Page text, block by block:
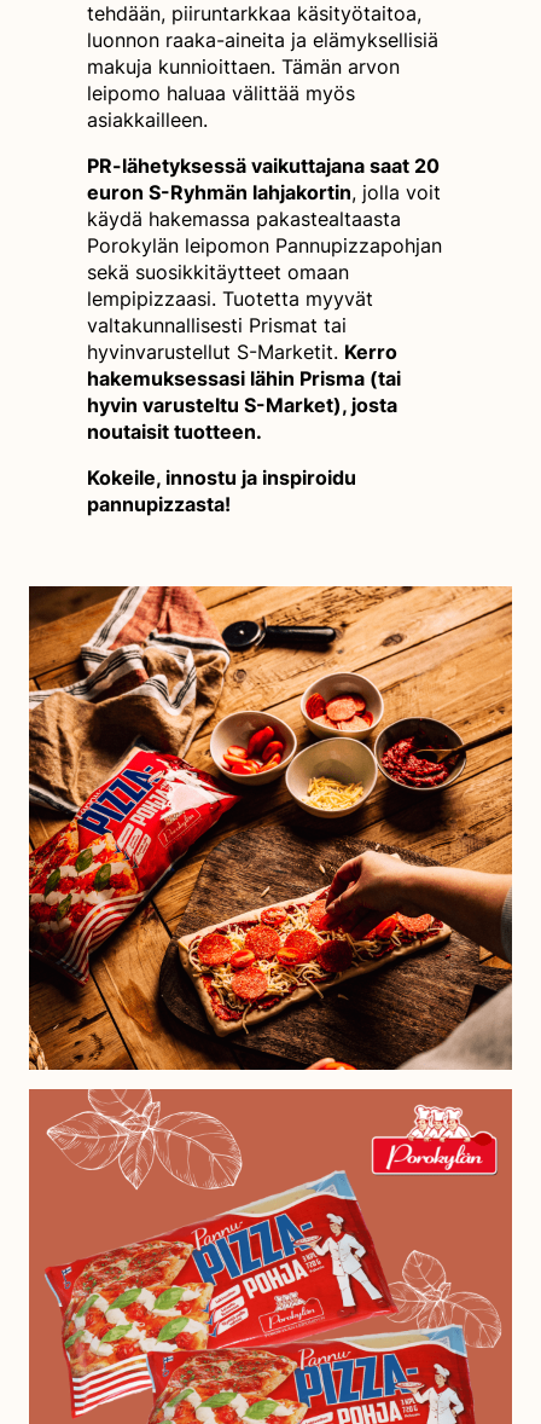
tehdään, piiruntarkkaa käsityötaitoa,
luonnon raaka-aineita ja elämyksellisiä
makuja kunnioittaen. Tämän arvon
leipomo haluaa välittää myös
asiakkailleen.
PR-lähetyksessä vaikuttajana saat 20
euron S-Ryhmän lahjakortin, jolla voit
käydä hakemassa pakastealtaasta
Porokylän leipomon Pannupizzapohjan
sekä suosikkitäytteet omaan
lempipizzaasi. Tuotetta myyvät
valtakunnallisesti Prismat tai
hyvinvarustellut S-Marketit. Kerro
hakemuksessasi lähin Prisma (tai
hyvin varusteltu S-Market), josta
noutaisit tuotteen.
Kokeile, innostu ja inspiroidu
pannupizzasta!